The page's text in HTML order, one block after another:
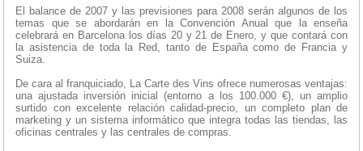
El balance de 2007 y las previsiones para 2008 serán algunos de los
temas que se abordarán en la Convención Anual que la enseña
celebrará en Barcelona los días 20 y 21 de Enero, y que contará con
la asistencia de toda la Red, tanto de España como de Francia y
Suiza.
De cara al franquiciado, La Carte des Vins ofrece numerosas ventajas:
una ajustada inversión inicial (entorno a los 100.000 €), un amplio
surtido con excelente relación calidad-precio, un completo plan de
marketing y un sistema informático que integra todas las tiendas, las
oficinas centrales y las centrales de compras.